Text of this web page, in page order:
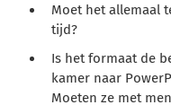
Moet het allemaal
tijd?
Is het formaat de
kamer naar
Moeten ze met